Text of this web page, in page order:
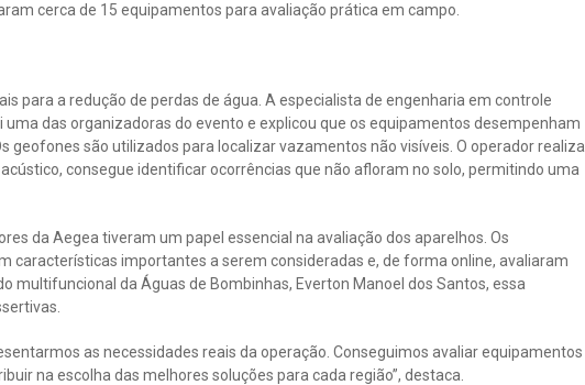
cerca de 15 equipamentos para avaliação prática em campo.
para a redução de perdas de água. A especialista de engenharia em controle
das organizadoras do evento e explicou que os equipamentos desempenham
geofones são utilizados para localizar vazamentos não visíveis. O operador realiza
consegue identificar ocorrências que não afloram no solo, permitindo uma
da Aegea tiveram um papel essencial na avaliação dos aparelhos. Os
características importantes a serem consideradas e, de forma online, avaliaram
multifuncional da Águas de Bombinhas, Everton Manoel dos Santos, essa
as necessidades reais da operação. Conseguimos avaliar equipamentos
na escolha das melhores soluções para cada região”, destaca.